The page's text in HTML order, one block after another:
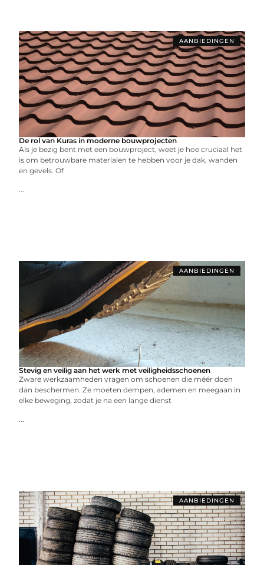
AANBIEDINGEN
De rol van Kuras in moderne bouwprojecten
Als je bezig bent met een bouwproject, weet je hoe cruciaal het
is om betrouwbare materialen te hebben voor je dak, wanden
en gevels. Of
...
AANBIEDINGEN
Stevig en veilig aan het werk met veiligheidsschoenen
Zware werkzaamheden vragen om schoenen die méér doen
dan beschermen. Ze moeten dempen, ademen en meegaan in
elke beweging, zodat je na een lange dienst
...
AANBIEDINGEN